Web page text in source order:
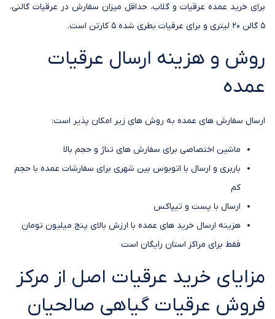
برای خرید عمده عرقیات و گلاب، حداقل میزان سفارش در عرقیات گالنی،
5 گالن 20 لیتری و برای عرقیات بطری شده 5 کارتن است.
روش و هزینه ارسال عرقیات
عمده
ارسال سفارش های عمده به روش های زیر امکان پذیر است:
ماشین اختصاصی برای سفارش های تناژ و حجم بالا
باربری و ارسال با اتوبوس بین شهری برای سفارشات عمده با حجم
کم
ارسال با پست و تیپاکس
هزینه ارسال خرید های عمده با ارزش بالای پنج میلیون تومان
فقط برای مراکز استان رایگان است
مزایای خرید عرقیات اصل از مرکز
فروش عرقیات گیاهی صالحیان